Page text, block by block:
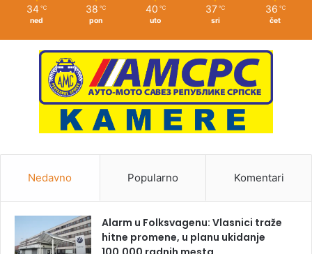
34 ℃
ned
38 ℃
pon
40 ℃
uto
37 ℃
sri
36 ℃
čet
Nedavno Popularno Komentari
Alarm u Folksvagenu: Vlasnici traže
hitne promene, u planu ukidanje